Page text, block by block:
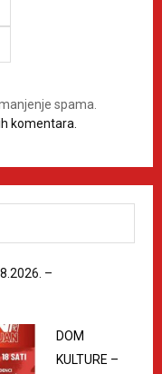
spama.
komentara.
–
DOM
KULTURE –